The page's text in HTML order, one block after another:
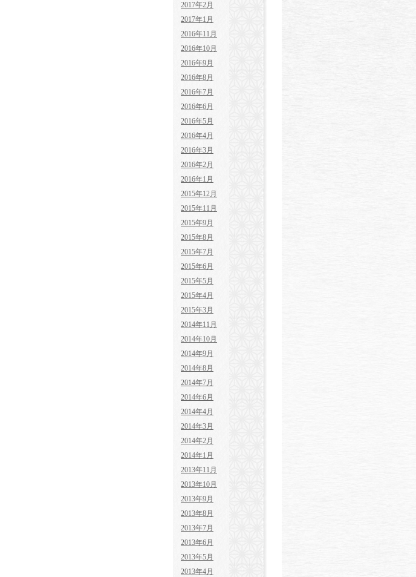
2017年2月
2017年1月
2016年11月
2016年10月
2016年9月
2016年8月
2016年7月
2016年6月
2016年5月
2016年4月
2016年3月
2016年2月
2016年1月
2015年12月
2015年11月
2015年9月
2015年8月
2015年7月
2015年6月
2015年5月
2015年4月
2015年3月
2014年11月
2014年10月
2014年9月
2014年8月
2014年7月
2014年6月
2014年4月
2014年3月
2014年2月
2014年1月
2013年11月
2013年10月
2013年9月
2013年8月
2013年7月
2013年6月
2013年5月
2013年4月